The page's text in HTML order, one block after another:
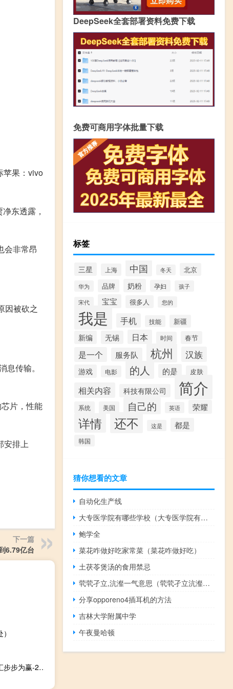
苹果：vivo
东透露，
会非常昂
因被砍之
传输。
片，性能
安排上
下一篇
6.79亿台
新概念英语-高频词汇步步为赢-2(关于新概念英语-高频词汇步步为赢-2的简介)
DeepSeek全套部署资料免费下载
免费可商用字体批量下载
标签
三星 上海 中国 冬天 北京
华为 品牌 奶粉 孕妇 孩子
宋代 宝宝 很多人 您的
我是 手机 技能 新疆
新编 无锡 日本 时间 春节
是一个 服务队 杭州 汉族
游戏 电影 的人 的是 皮肤
相关内容 科技有限公司 简介
系统 美国 自己的 英语 荣耀
详情 还不 这是 都是
韩国
猜你想看的文章
自动化生产线
大专医学院有哪些学校（大专医学院有哪些）
鲍学全
菜花咋做好吃家常菜（菜花咋做好吃）
土茯苓煲汤的食用禁忌
茕茕孑立,沆瀣一气意思（茕茕孑立沆瀣一气什么意思）
分享opporeno4插耳机的方法
吉林大学附属中学
午夜曼哈顿